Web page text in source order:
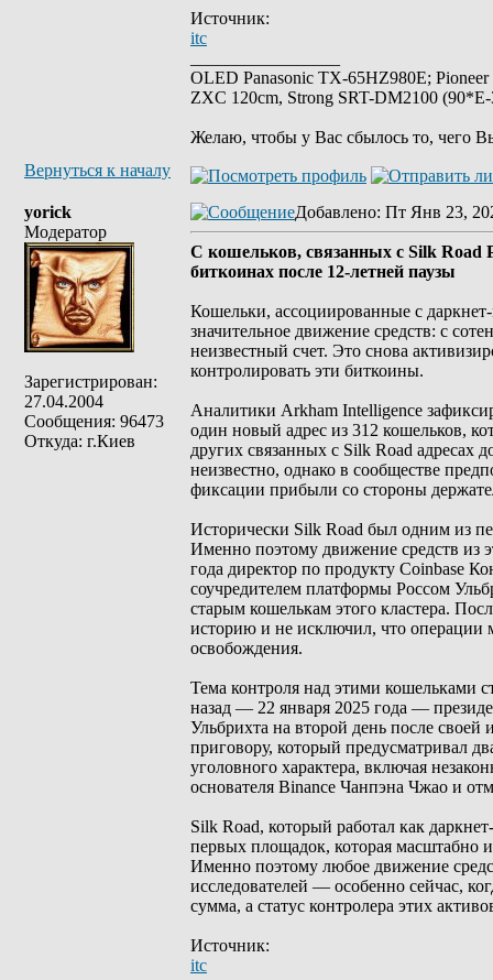
Источник:
itc
OLED Panasonic TX-65HZ980E;
ZXC 120cm, Strong SRT-DM2100
Желаю, чтобы у Вас сбылось то, чего
Вернуться к началу
yorick
Модератор
Зарегистрирован:
27.04.2004
Сообщения: 96473
Откуда: г.Киев
Добавлено: Пт Янв 23,
С кошельков, связанных с Silk Road
биткоинах после 12-летней паузы
Кошельки, ассоциированные с
значительное движение средств: с
неизвестный счет. Это снова
контролировать эти биткоины.
Аналитики Arkham Intelligence
один новый адрес из 312 кошельков,
других связанных с Silk Road адресах
неизвестно, однако в сообществе
фиксации прибыли со стороны
Исторически Silk Road был одним из
Именно поэтому движение средств из
года директор по продукту Coinbase
соучредителем платформы Россом
старым кошелькам этого кластера.
историю и не исключил, что операции
освобождения.
Тема контроля над этими кошельками
назад — 22 января 2025 года —
Ульбрихта на второй день после
приговору, который предусматривал
уголовного характера, включая
основателя Binance Чанпэна Чжао и
Silk Road, который работал как
первых площадок, которая масштабно
Именно поэтому любое движение
исследователей — особенно сейчас,
сумма, а статус контролера этих
Источник:
itc